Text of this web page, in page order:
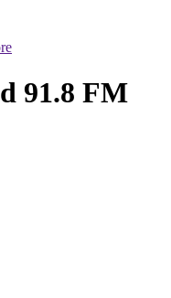
91.8 FM